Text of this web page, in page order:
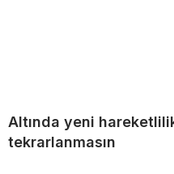
Altında yeni
tekrarlanmasın